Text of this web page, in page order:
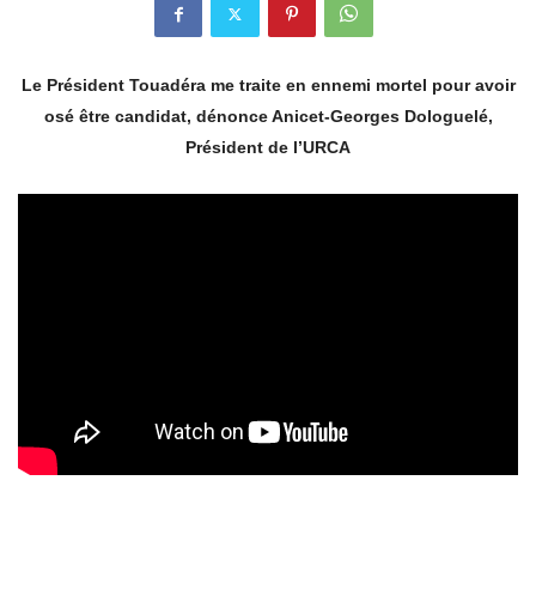
Le Président Touadéra me traite en ennemi mortel pour avoir
osé être candidat, dénonce Anicet-Georges Dologuelé,
Président de l’URCA